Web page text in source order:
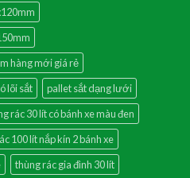
hàng mới giá rẻ
lõi sắt
pallet sắt dạng lưới
rác 30 lít có bánh xe màu đen
100 lít nắp kín 2 bánh xe
thùng rác gia đình 30 lít